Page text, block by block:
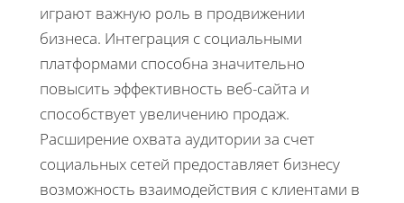
играют важную роль в продвижении
бизнеса. Интеграция с социальными
платформами способна значительно
повысить эффективность веб-сайта и
способствует увеличению продаж.
Расширение охвата аудитории за счет
социальных сетей предоставляет бизнесу
возможность взаимодействия с клиентами в